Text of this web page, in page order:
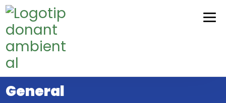
Skip
to
navigation
Skip
to
content
General